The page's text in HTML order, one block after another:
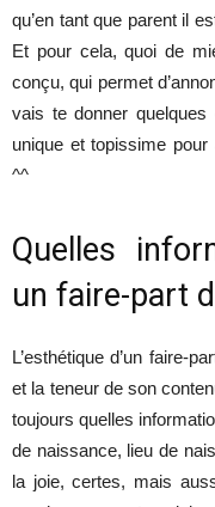
qu’en tant que parent il
Et pour cela, quoi de
conçu, qui permet
vais te donner
unique et topissime
^^
Quelles
un faire-part
L’esthétique d’un faire-
et la teneur de son
toujours quelles
de naissance, lieu de
la joie, certes, mais